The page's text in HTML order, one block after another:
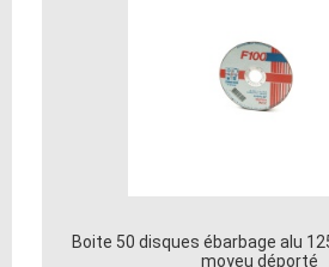
Boite 50 disques ébarbage alu
moyeu déporté